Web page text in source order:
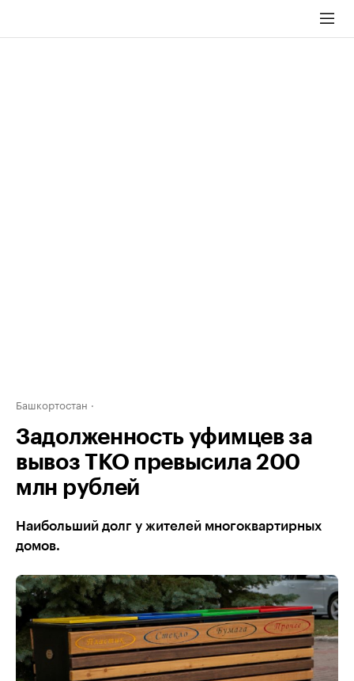
Башкортостан
Задолженность уфимцев за
вывоз ТКО превысила 200
млн рублей
Наибольший долг у жителей многоквартирных
домов.